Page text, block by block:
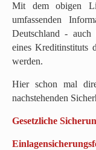
Mit dem obigen
umfassenden
Deutschland - auch
eines Kreditinstituts
werden.
Hier schon mal
nachstehenden
Gesetzliche